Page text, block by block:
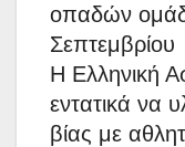
οπαδών
Σεπτεμβρίου
H Ελληνική
εντατικά να
βίας με